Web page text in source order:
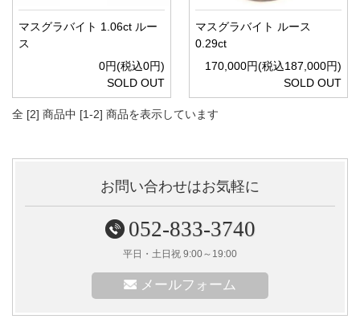
マスグラバイト 1.06ct ルー
ス
0円(税込0円)
SOLD OUT
マスグラバイト ルース
0.29ct
170,000円(税込187,000円)
SOLD OUT
全 [2] 商品中 [1-2] 商品を表示しています
お問い合わせはお気軽に
052-833-3740
平日・土日祝 9:00～19:00
メールフォーム